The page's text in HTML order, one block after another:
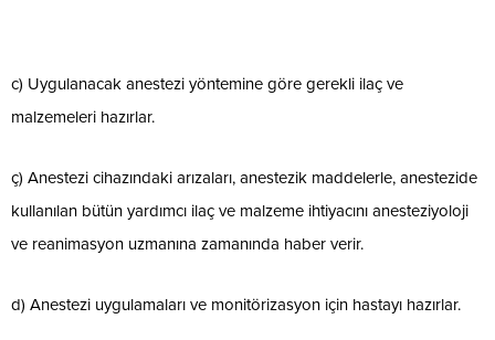
c) Uygulanacak anestezi yöntemine göre gerekli ilaç ve
malzemeleri hazırlar.
ç) Anestezi cihazındaki arızaları, anestezik maddelerle, anestezide
kullanılan bütün yardımcı ilaç ve malzeme ihtiyacını anesteziyoloji
ve reanimasyon uzmanına zamanında haber verir.
d) Anestezi uygulamaları ve monitörizasyon için hastayı hazırlar.